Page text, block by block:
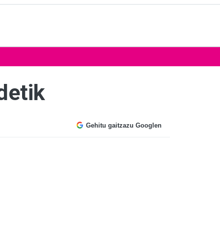
Gehitu gaitzazu Googlen